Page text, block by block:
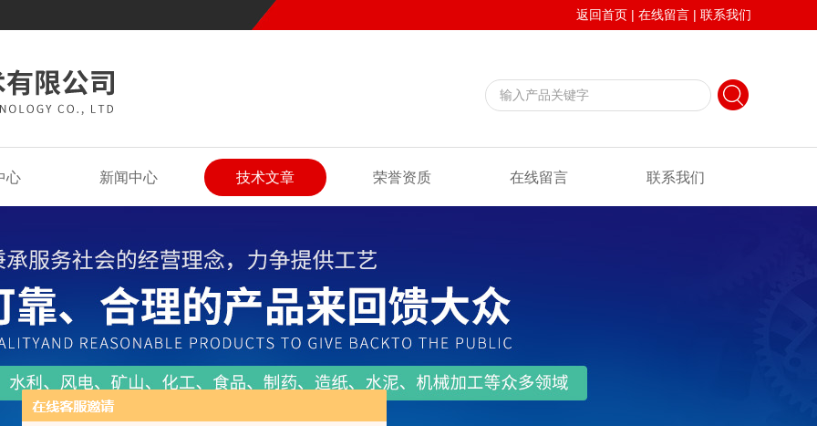
返回首页 | 在线留言 | 联系我们
心 新闻中心 技术文章 荣誉资质 在线留言 联系我们